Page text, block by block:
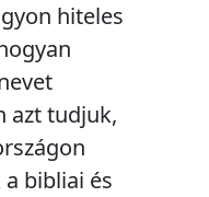
hiteles
azt tudjuk,
bibliai és